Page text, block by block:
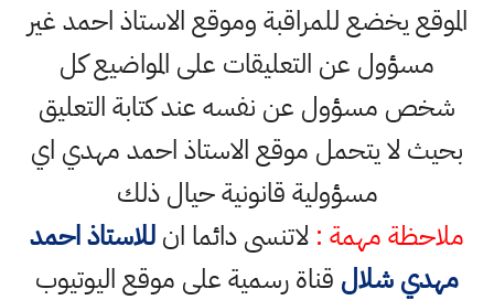
الموقع يخضع للمراقبة وموقع الاستاذ احمد غير
مسؤول عن التعليقات على المواضيع كل
شخص مسؤول عن نفسه عند كتابة التعليق
بحيث لا يتحمل موقع الاستاذ احمد مهدي اي
مسؤولية قانونية حيال ذلك
ملاحظة مهمة : لاتنسى دائما انللاستاذ احمد
مهدي شلال قناة رسمية على موقع اليوتيوب